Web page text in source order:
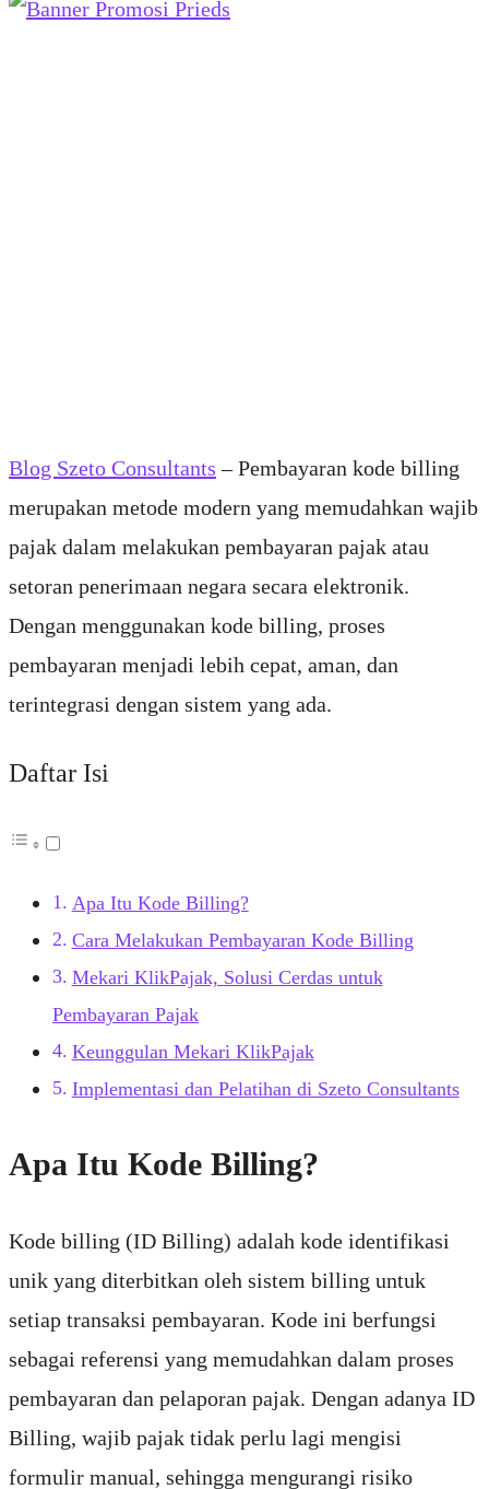
Blog Szeto Consultants – Pembayaran kode billing
merupakan metode modern yang memudahkan wajib
pajak dalam melakukan pembayaran pajak atau
setoran penerimaan negara secara elektronik.
Dengan menggunakan kode billing, proses
pembayaran menjadi lebih cepat, aman, dan
terintegrasi dengan sistem yang ada.
Daftar Isi
Apa Itu Kode Billing?
Cara Melakukan Pembayaran Kode Billing
Mekari KlikPajak, Solusi Cerdas untuk
Pembayaran Pajak
Keunggulan Mekari KlikPajak
Implementasi dan Pelatihan di Szeto Consultants
Apa Itu Kode Billing?
Kode billing (ID Billing) adalah kode identifikasi
unik yang diterbitkan oleh sistem billing untuk
setiap transaksi pembayaran. Kode ini berfungsi
sebagai referensi yang memudahkan dalam proses
pembayaran dan pelaporan pajak. Dengan adanya ID
Billing, wajib pajak tidak perlu lagi mengisi
formulir manual, sehingga mengurangi risiko